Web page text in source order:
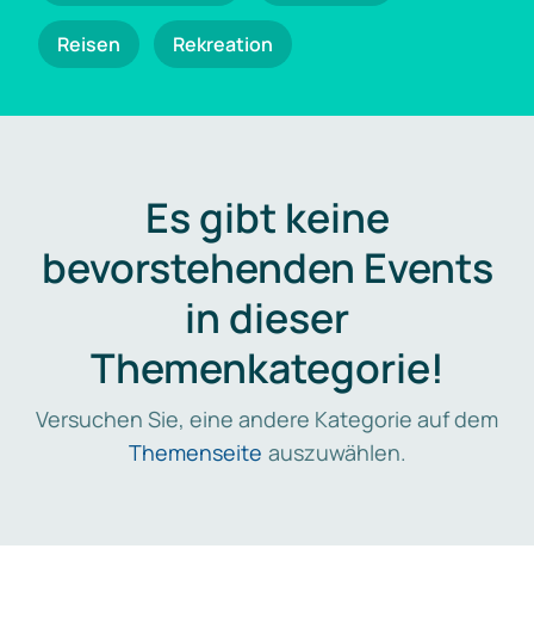
Reisen Rekreation
Es gibt keine
bevorstehenden Events
in dieser
Themenkategorie!
Versuchen Sie, eine andere Kategorie auf dem
Themenseite auszuwählen.